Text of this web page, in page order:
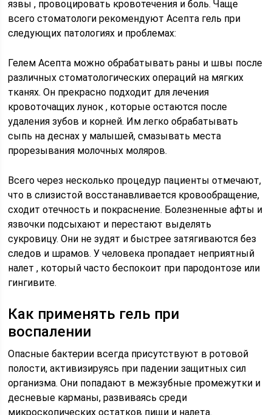
язвы , провоцировать кровотечения и боль. Чаще
всего стоматологи рекомендуют Асепта гель при
следующих патологиях и проблемах:
Гелем Асепта можно обрабатывать раны и швы после
различных стоматологических операций на мягких
тканях. Он прекрасно подходит для лечения
кровоточащих лунок , которые остаются после
удаления зубов и корней. Им легко обрабатывать
сыпь на деснах у малышей, смазывать места
прорезывания молочных моляров.
Всего через несколько процедур пациенты отмечают,
что в слизистой восстанавливается кровообращение,
сходит отечность и покраснение. Болезненные афты и
язвочки подсыхают и перестают выделять
сукровицу. Они не зудят и быстрее затягиваются без
следов и шрамов. У человека пропадает неприятный
налет , который часто беспокоит при пародонтозе или
гингивите.
Как применять гель при
воспалении
Опасные бактерии всегда присутствуют в ротовой
полости, активизируясь при падении защитных сил
организма. Они попадают в межзубные промежутки и
десневые карманы, развиваясь среди
микроскопических остатков пищи и налета.